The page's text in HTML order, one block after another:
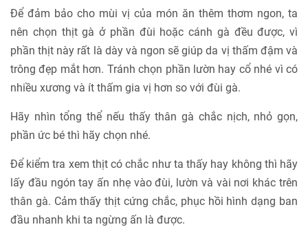
Để đảm bảo cho mùi vị của món ăn thêm thơm ngon, ta
nên chọn thịt gà ở phần đùi hoặc cánh gà đều được, vì
phần thịt này rất là dày và ngon sẽ giúp da vị thấm đậm và
trông đẹp mắt hơn. Tránh chọn phần lườn hay cổ nhé vì có
nhiều xương và ít thấm gia vị hơn so với đùi gà.
Hãy nhìn tổng thể nếu thấy thân gà chắc nịch, nhỏ gọn,
phần ức bé thì hãy chọn nhé.
Để kiểm tra xem thịt có chắc như ta thấy hay không thì hãy
lấy đầu ngón tay ấn nhẹ vào đùi, lườn và vài nơi khác trên
thân gà. Cảm thấy thịt cứng chắc, phục hồi hình dạng ban
đầu nhanh khi ta ngừng ấn là được.